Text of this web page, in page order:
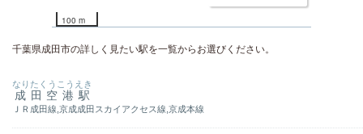
100 m
千葉県成田市の詳しく見たい駅を一覧からお選びください。
成田空港駅
なりたくうこうえき
ＪＲ成田線,京成成田スカイアクセス線,京成本線